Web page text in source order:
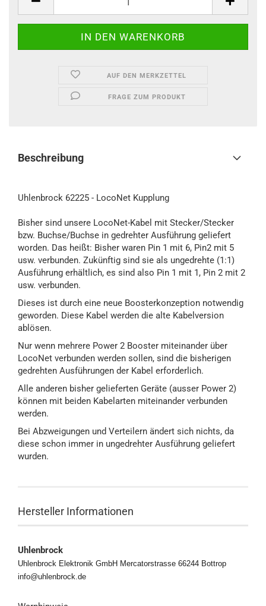
AUF DEN MERKZETTEL
FRAGE ZUM PRODUKT
Beschreibung
Uhlenbrock 62225 - LocoNet Kupplung
Bisher sind unsere LocoNet-Kabel mit Stecker/Stecker
bzw. Buchse/Buchse in gedrehter Ausführung geliefert
worden. Das heißt: Bisher waren Pin 1 mit 6, Pin2 mit 5
usw. verbunden. Zukünftig sind sie als ungedrehte (1:1)
Ausführung erhältlich, es sind also Pin 1 mit 1, Pin 2 mit 2
usw. verbunden.
Dieses ist durch eine neue Boosterkonzeption notwendig
geworden. Diese Kabel werden die alte Kabelversion
ablösen.
Nur wenn mehrere Power 2 Booster miteinander über
LocoNet verbunden werden sollen, sind die bisherigen
gedrehten Ausführungen der Kabel erforderlich.
Alle anderen bisher gelieferten Geräte (ausser Power 2)
können mit beiden Kabelarten miteinander verbunden
werden.
Bei Abzweigungen und Verteilern ändert sich nichts, da
diese schon immer in ungedrehter Ausführung geliefert
wurden.
Hersteller Informationen
Uhlenbrock
Uhlenbrock Elektronik GmbH Mercatorstrasse 66244 Bottrop
info@uhlenbrock.de